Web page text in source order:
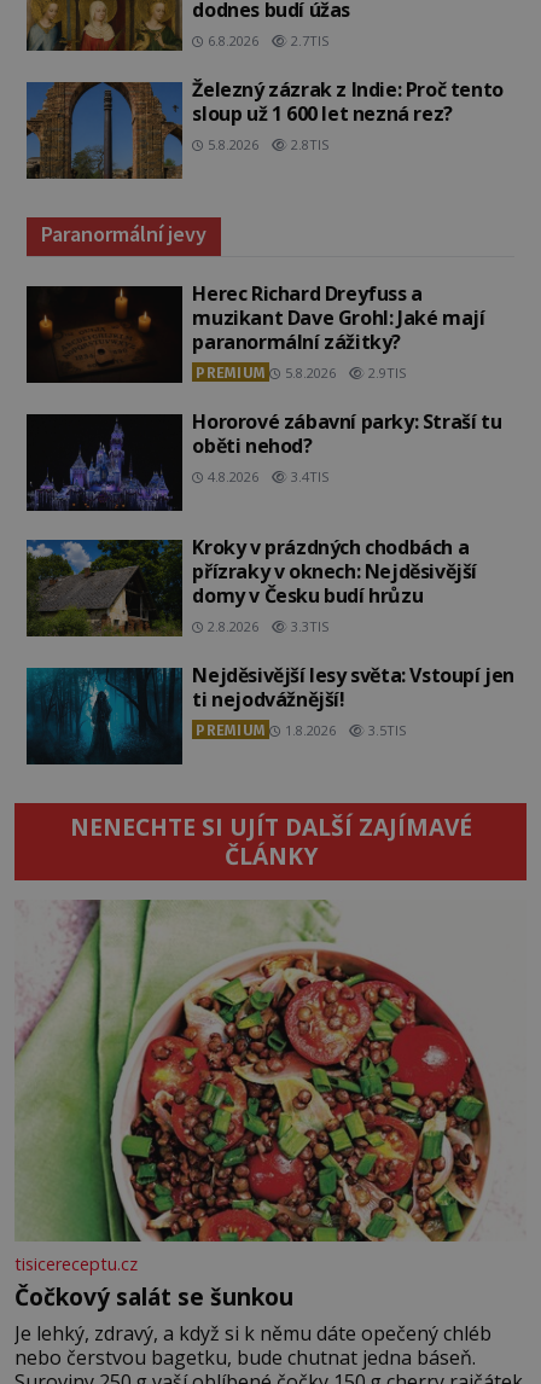
dodnes budí úžas
6.8.2026 2.7TIS
Železný zázrak z Indie: Proč tento
sloup už 1 600 let nezná rez?
5.8.2026 2.8TIS
Paranormální jevy
Herec Richard Dreyfuss a
muzikant Dave Grohl: Jaké mají
paranormální zážitky?
PREMIUM 5.8.2026 2.9TIS
Hororové zábavní parky: Straší tu
oběti nehod?
4.8.2026 3.4TIS
Kroky v prázdných chodbách a
přízraky v oknech: Nejděsivější
domy v Česku budí hrůzu
2.8.2026 3.3TIS
Nejděsivější lesy světa: Vstoupí jen
ti nejodvážnější!
PREMIUM 1.8.2026 3.5TIS
NENECHTE SI UJÍT DALŠÍ ZAJÍMAVÉ
ČLÁNKY
tisicereceptu.cz
Čočkový salát se šunkou
Je lehký, zdravý, a když si k němu dáte opečený chléb
nebo čerstvou bagetku, bude chutnat jedna báseň.